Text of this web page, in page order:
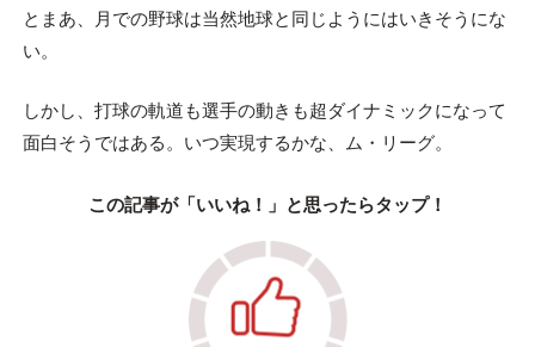
とまあ、月での野球は当然地球と同じようにはいきそうにな
い。
しかし、打球の軌道も選手の動きも超ダイナミックになって
面白そうではある。いつ実現するかな、ム・リーグ。
この記事が「いいね！」と思ったらタップ！